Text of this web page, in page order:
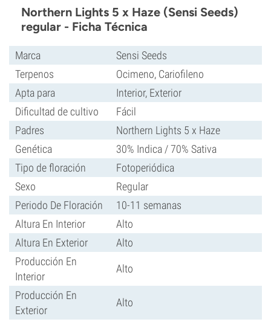
Northern Lights 5 x Haze (Sensi Seeds)
regular - Ficha Técnica
Marca
Sensi Seeds
Terpenos
Ocimeno, Cariofileno
Apta para
Interior, Exterior
Dificultad de cultivo
Fácil
Padres
Northern Lights 5 x Haze
Genética
30% Indica / 70% Sativa
Tipo de floración
Fotoperiódica
Sexo
Regular
Periodo De Floración
10-11 semanas
Altura En Interior
Alto
Altura En Exterior
Alto
Producción En
Interior
Alto
Producción En
Exterior
Alto